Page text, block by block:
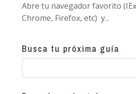
Abre tu navegador favorito
Chrome, Firefox, etc) y...
Busca tu próxima guía